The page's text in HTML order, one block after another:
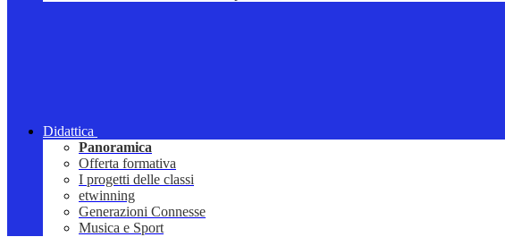
Didattica
Panoramica
Offerta formativa
I progetti delle classi
etwinning
Generazioni Connesse
Musica e Sport